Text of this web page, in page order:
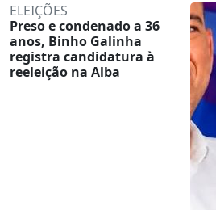
ELEIÇÕES
Preso e condenado a 36
anos, Binho Galinha
registra candidatura à
reeleição na Alba